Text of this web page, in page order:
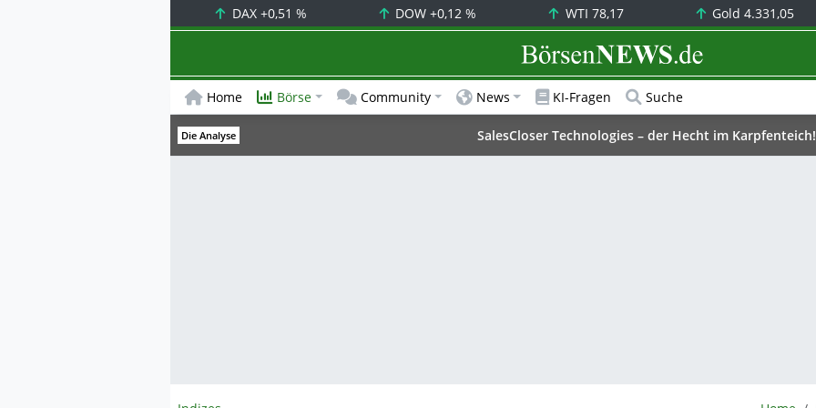
DAX +0,51 % DOW+0,12 % WTI 78,17 Gold4.331,05
BörsenNEWS.de
Home Börse Community News KI-Fragen Suche
Die Analyse SalesCloser Technologies – der Hecht im Karpfenteich!